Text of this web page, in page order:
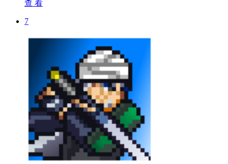
查 看
7